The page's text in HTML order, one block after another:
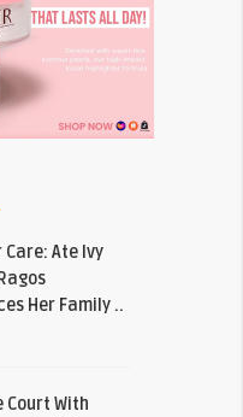
Care: Ate Ivy
Her Family ..
Court With